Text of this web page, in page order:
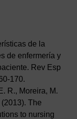
de la
de enfermería y
Rev Esp
170.
R., Moreira, M.
The
to nursing